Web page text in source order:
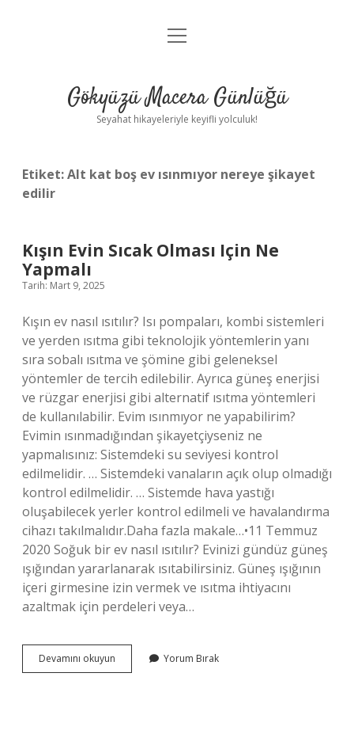
Anasayfa
Yasal Uyarı
menüyü
Gökyüzü Macera Günlüğü
Seyahat hikayeleriyle keyifli yolculuk!
Etiket:Alt kat boş ev ısınmıyor nereye şikayet
edilir
Kışın Evin Sıcak Olması Için Ne
Yapmalı
Tarih: Mart 9, 2025
Kışın ev nasıl ısıtılır? Isı pompaları, kombi sistemleri
ve yerden ısıtma gibi teknolojik yöntemlerin yanı
sıra sobalı ısıtma ve şömine gibi geleneksel
yöntemler de tercih edilebilir. Ayrıca güneş enerjisi
ve rüzgar enerjisi gibi alternatif ısıtma yöntemleri
de kullanılabilir. Evim ısınmıyor ne yapabilirim?
Evimin ısınmadığından şikayetçiyseniz ne
yapmalısınız: Sistemdeki su seviyesi kontrol
edilmelidir. … Sistemdeki vanaların açık olup olmadığı
kontrol edilmelidir. … Sistemde hava yastığı
oluşabilecek yerler kontrol edilmeli ve havalandırma
cihazı takılmalıdır.Daha fazla makale…•11 Temmuz
2020 Soğuk bir ev nasıl ısıtılır? Evinizi gündüz güneş
ışığından yararlanarak ısıtabilirsiniz. Güneş ışığının
içeri girmesine izin vermek ve ısıtma ihtiyacını
azaltmak için perdeleri veya…
Devamını okuyun
Evin
Yorum Bırak